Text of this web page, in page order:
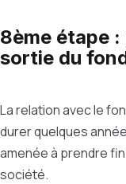
8ème étape
sortie du
La relation avec le
durer quelques
amenée à prendre
société.